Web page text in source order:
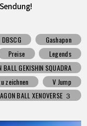
DBSCG
Gashapon
Preise
Legends
BALL GEKISHIN SQUADRA
zeichnen
V Jump
BALL XENOVERSE ３